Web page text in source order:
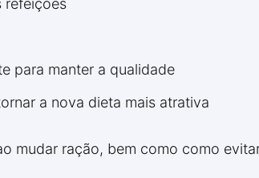
refeições
para manter a qualidade
a nova dieta mais atrativa
mudar ração, bem como como